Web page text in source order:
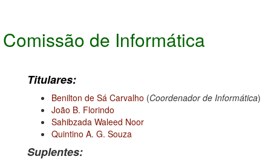
Comissão de Informática
Titulares:
Benilton de Sá Carvalho (Coordenador de Informática)
João B. Florindo
Sahibzada Waleed Noor
Quintino A. G. Souza
Suplentes: